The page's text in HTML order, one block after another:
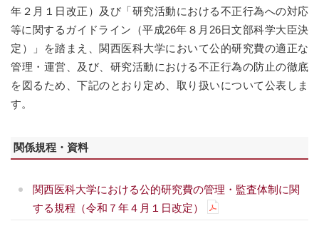
年２月１日改正）及び「研究活動における不正行為への対応
等に関するガイドライン（平成26年８月26日文部科学大臣決
定）」を踏まえ、関西医科大学において公的研究費の適正な
管理・運営、及び、研究活動における不正行為の防止の徹底
を図るため、下記のとおり定め、取り扱いについて公表しま
す。
関係規程・資料
関西医科大学における公的研究費の管理・監査体制に関
する規程（令和７年４月１日改定）